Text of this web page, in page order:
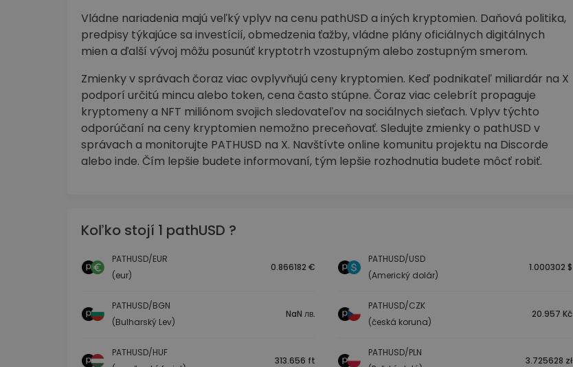
Vládne nariadenia majú veľký vplyv na cenu pathUSD a iných kryptomien. Daňová politika,
predpisy týkajúce sa investícií, obmedzenia ťažby, vládne plány oficiálnych digitálnych
mien a ďalší vývoj môžu posunúť kryptotrh vzostupným alebo zostupným smerom.
Zmienky v správach čoraz viac ovplyvňujú ceny kryptomien. Keď podnikateľ miliardár na X
podporí určitú mincu alebo token, cena často stúpne. Čoraz viac celebrít propaguje
kryptomeny a NFT miliónom svojich sledovateľov na sociálnych sieťach. Vplyv týchto
odporúčaní na ceny kryptomien nemožno preceňovať. Sledujte zmienky o pathUSD v
správach a monitorujte PATHUSD na X. Navštívte online komunitu projektu na Discorde
alebo inde. Čím lepšie budete informovaní, tým lepšie rozhodnutia budete môcť robiť.
Koľko stojí 1 pathUSD ?
PATHUSD/EUR
(eur)
0.866182 €
PATHUSD/USD
(Americký dolár)
1.000302 $
PATHUSD/BGN
(Bulharský Lev)
NaN лв.
PATHUSD/CZK
(česká koruna)
20.957 Kč
PATHUSD/HUF
313.656 ft
PATHUSD/PLN
3.725628 zł